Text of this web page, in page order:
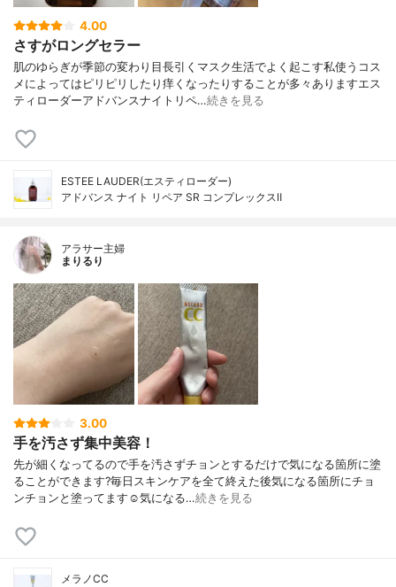
4.00
さすがロングセラー
肌のゆらぎが季節の変わり目長引くマスク生活でよく起こす私使うコス
メによってはピリピリしたり痒くなったりすることが多々ありますエス
ティローダーアドバンスナイトリペ…続きを見る
ESTEE LAUDER(エスティローダー)
アドバンス ナイト リペア SR コンプレックスⅡ
アラサー主婦
まりるり
3.00
手を汚さず集中美容！
先が細くなってるので手を汚さずチョンとするだけで気になる箇所に塗
ることができます?毎日スキンケアを全て終えた後気になる箇所にチョ
ンチョンと塗ってます☺️気になる…続きを見る
メラノCC